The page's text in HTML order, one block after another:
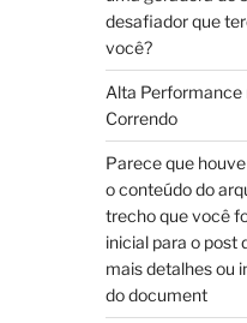
desafiador que
você?
Alta Performance
Correndo
Parece que
o conteúdo do
trecho que você
inicial para o post
mais detalhes ou
do document